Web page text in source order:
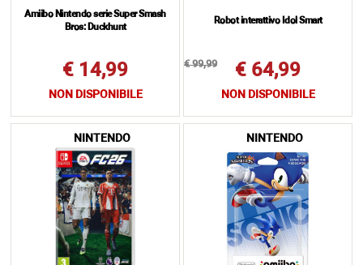
Amiibo Nintendo serie Super Smash
Bros: Duckhunt
€ 14,99
NON DISPONIBILE
Robot interattivo Idol Smart
€ 99,99 € 64,99
NON DISPONIBILE
NINTENDO NINTENDO